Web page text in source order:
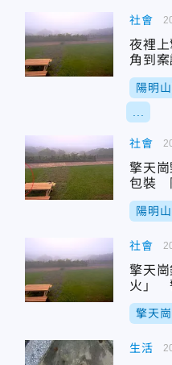
社會
夜裡
角到
陽明
社會
擎天
包裝
陽明山
社會
擎天
火」
擎天崗
生活